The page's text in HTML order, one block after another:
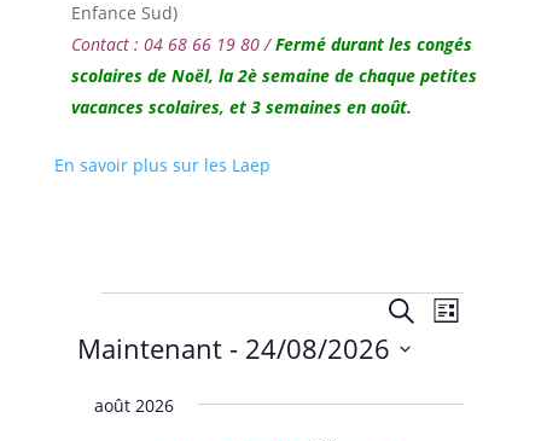
Enfance Sud)
Contact : 04 68 66 19 80 /Fermé durant les congés
scolaires de Noël, la 2è semaine de chaque petites
vacances scolaires, et 3 semaines en août.
En savoir plus sur les Laep
Évènements Recherche
et
navigation
de
Recherche
de
Liste
Maintenant - 24/08/2026
une
août 2026